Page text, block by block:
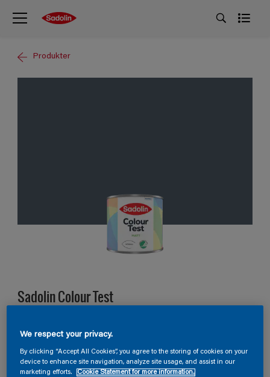
Produkter
Sadolin Colour Test
T0.11.31
We respect your privacy.
By clicking “Accept All Cookies”, you agree to the storing of cookies on your
device to enhance site navigation, analyze site usage, and assist in our
marketing efforts.
Cookie Statement for more information.